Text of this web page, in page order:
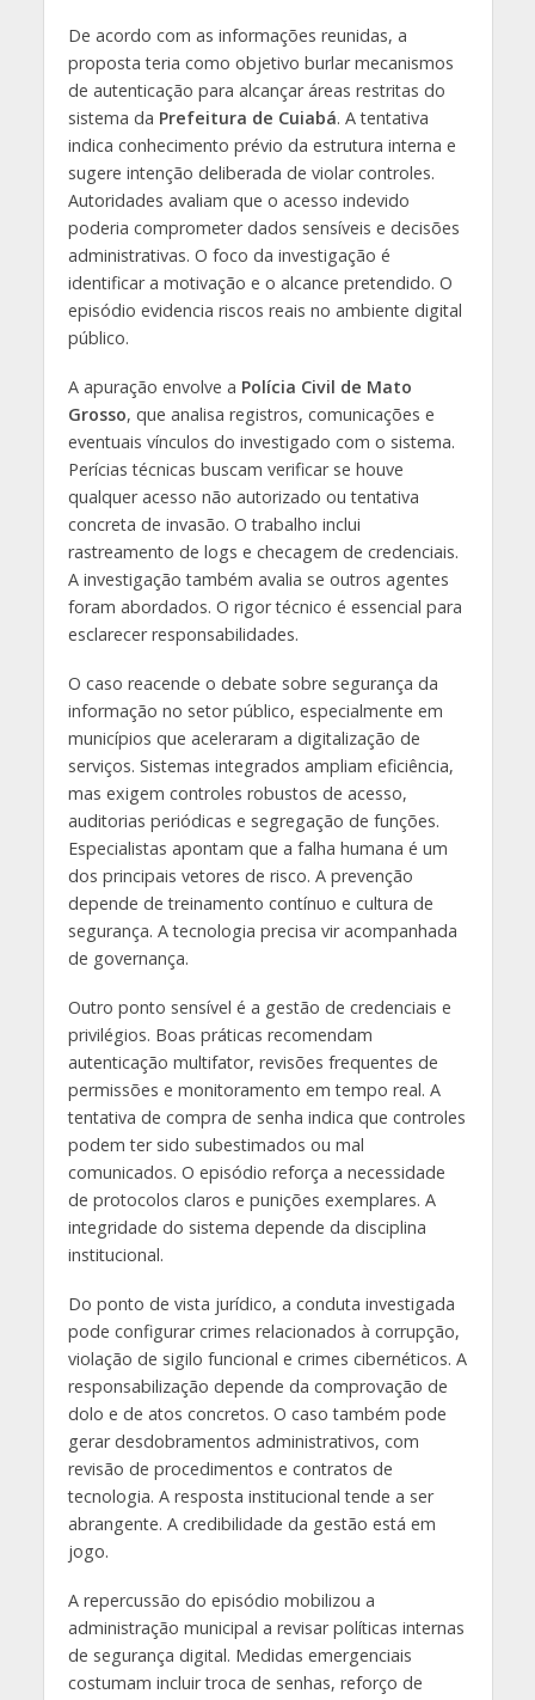
De acordo com as informações reunidas, a
proposta teria como objetivo burlar mecanismos
de autenticação para alcançar áreas restritas do
sistema da Prefeitura de Cuiabá. A tentativa
indica conhecimento prévio da estrutura interna e
sugere intenção deliberada de violar controles.
Autoridades avaliam que o acesso indevido
poderia comprometer dados sensíveis e decisões
administrativas. O foco da investigação é
identificar a motivação e o alcance pretendido. O
episódio evidencia riscos reais no ambiente digital
público.
A apuração envolve a Polícia Civil de Mato
Grosso, que analisa registros, comunicações e
eventuais vínculos do investigado com o sistema.
Perícias técnicas buscam verificar se houve
qualquer acesso não autorizado ou tentativa
concreta de invasão. O trabalho inclui
rastreamento de logs e checagem de credenciais.
A investigação também avalia se outros agentes
foram abordados. O rigor técnico é essencial para
esclarecer responsabilidades.
O caso reacende o debate sobre segurança da
informação no setor público, especialmente em
municípios que aceleraram a digitalização de
serviços. Sistemas integrados ampliam eficiência,
mas exigem controles robustos de acesso,
auditorias periódicas e segregação de funções.
Especialistas apontam que a falha humana é um
dos principais vetores de risco. A prevenção
depende de treinamento contínuo e cultura de
segurança. A tecnologia precisa vir acompanhada
de governança.
Outro ponto sensível é a gestão de credenciais e
privilégios. Boas práticas recomendam
autenticação multifator, revisões frequentes de
permissões e monitoramento em tempo real. A
tentativa de compra de senha indica que controles
podem ter sido subestimados ou mal
comunicados. O episódio reforça a necessidade
de protocolos claros e punições exemplares. A
integridade do sistema depende da disciplina
institucional.
Do ponto de vista jurídico, a conduta investigada
pode configurar crimes relacionados à corrupção,
violação de sigilo funcional e crimes cibernéticos. A
responsabilização depende da comprovação de
dolo e de atos concretos. O caso também pode
gerar desdobramentos administrativos, com
revisão de procedimentos e contratos de
tecnologia. A resposta institucional tende a ser
abrangente. A credibilidade da gestão está em
jogo.
A repercussão do episódio mobilizou a
administração municipal a revisar políticas internas
de segurança digital. Medidas emergenciais
costumam incluir troca de senhas, reforço de